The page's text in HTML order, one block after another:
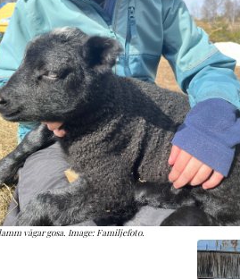
vågar gosa. Image: Familjefoto.